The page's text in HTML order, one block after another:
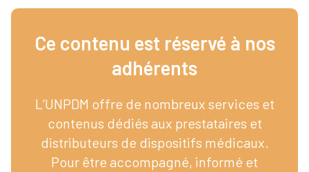
Ce contenu est réservé à nos
adhérents​
L’UNPDM offre de nombreux services et
contenus dédiés aux prestataires et
distributeurs de dispositifs médicaux.
Pour être accompagné, informé et